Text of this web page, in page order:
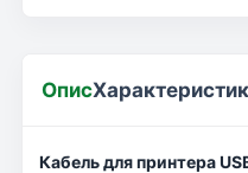
Опис
Кабель для принтера